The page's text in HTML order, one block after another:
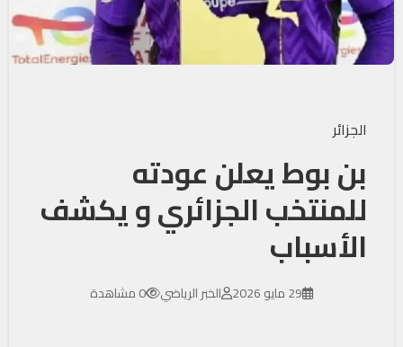
الجزائر
بن بوط يعلن عودته
للمنتخب الجزائري و يكشف
الأسباب
29 مايو 2026 الخبر الرياضي 0 مشاهدة